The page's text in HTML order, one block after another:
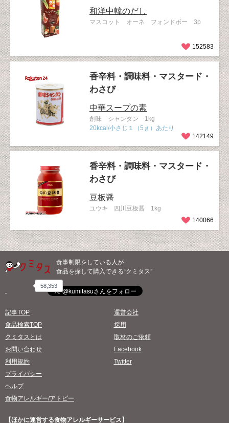
和洋中韓のだし
マスコット オーネ フォンドボー 3p
152583
香辛料・調味料・マスタード・
わさび
中華スープの素
創味 シャンタン 1kg
20kcal/小さじ１（5ｇ）あたり
142149
香辛料・調味料・マスタード・
わさび
豆板醤
ユウキ 四川豆板醤 1kg
140066
食事制限をしている人が
食品を探して購入できる“クミタス”
58,353
記事TOP
食品検索TOP
クミタスとは
お問い合わせ
利用規約
プライバシー
ヘルプ
食物アレルギー/アトピー
運営会社
採用
取材のご依頼
Facebook
Twitter
【ほかに運営する食物アレルギーサービス】